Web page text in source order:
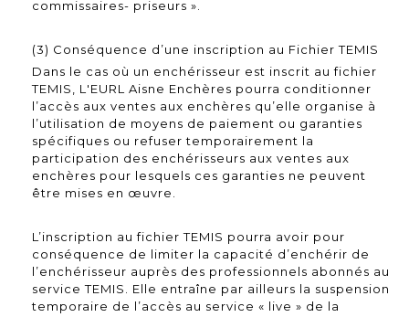
commissaires- priseurs ».
(3) Conséquence d’une inscription au Fichier TEMIS
Dans le cas où un enchérisseur est inscrit au fichier
TEMIS, L'EURL Aisne Enchères pourra conditionner
l’accès aux ventes aux enchères qu’elle organise à
l’utilisation de moyens de paiement ou garanties
spécifiques ou refuser temporairement la
participation des enchérisseurs aux ventes aux
enchères pour lesquels ces garanties ne peuvent
être mises en œuvre.
L’inscription au fichier TEMIS pourra avoir pour
conséquence de limiter la capacité d’enchérir de
l’enchérisseur auprès des professionnels abonnés au
service TEMIS. Elle entraîne par ailleurs la suspension
temporaire de l’accès au service « live » de la